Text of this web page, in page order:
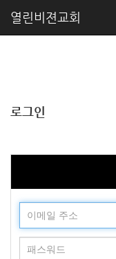
열린비젼교회
로그인